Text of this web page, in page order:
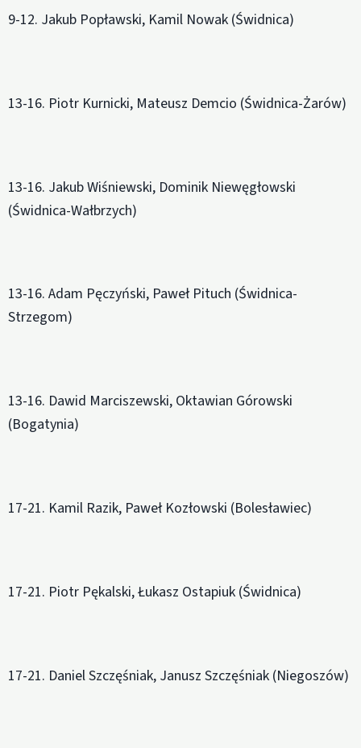
9-12. Jakub Popławski, Kamil Nowak (Świdnica)
13-16. Piotr Kurnicki, Mateusz Demcio (Świdnica-Żarów)
13-16. Jakub Wiśniewski, Dominik Niewęgłowski
(Świdnica-Wałbrzych)
13-16. Adam Pęczyński, Paweł Pituch (Świdnica-
Strzegom)
13-16. Dawid Marciszewski, Oktawian Górowski
(Bogatynia)
17-21. Kamil Razik, Paweł Kozłowski (Bolesławiec)
17-21. Piotr Pękalski, Łukasz Ostapiuk (Świdnica)
17-21. Daniel Szczęśniak, Janusz Szczęśniak (Niegoszów)